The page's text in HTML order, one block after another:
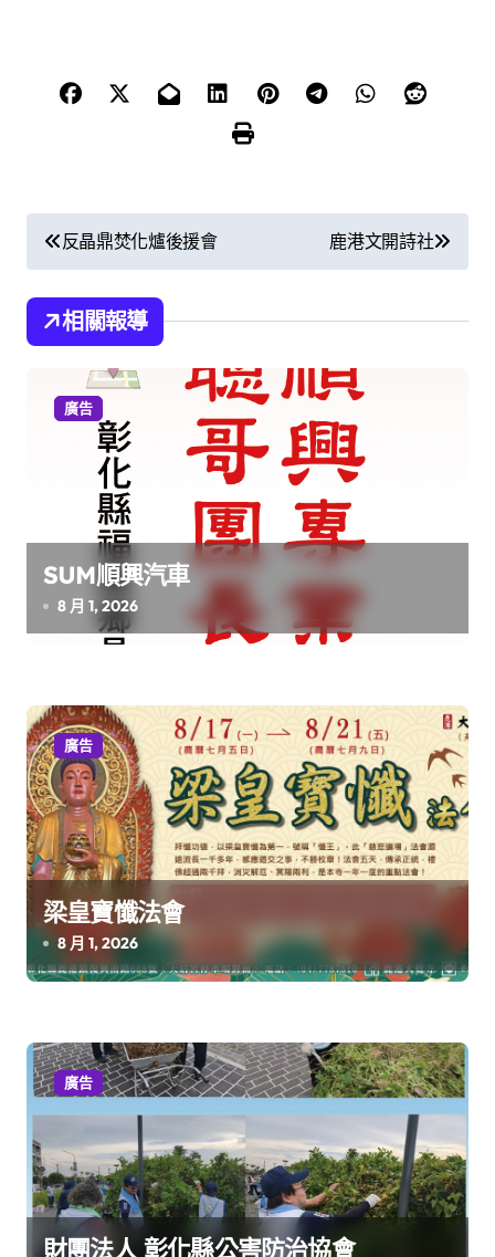
文
章
導
反晶鼎焚化爐後援會 鹿港文開詩社
相關報導
廣告
SUM順興汽車
8 月 1, 2026
廣告
梁皇寶懺法會
8 月 1, 2026
廣告
財團法人 彰化縣公害防治協會